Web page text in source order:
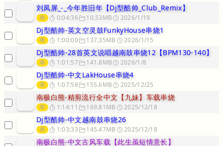
刘凤屏_-_今年胜旧年【Dj型酷帅_Club_Remix】
串 0:04:36 10.53MB 2026/1/19
Dj型酷帅-英文空灵鼓FunkyHouse串烧1
串 1:00:00 137.35MB 2026/1/15
Dj型酷帅-28首英文说唱越南鼓串烧12【BPM130-140】
串 1:01:57 141.8MB 2026/1/8
Dj型酷帅-中文LakHouse串烧4
串 1:07:58 155.6MB 2025/12/25
南极白熊-精剪流行全中文【九妹】车载串烧
串 1:14:11 169.81MB 2025/12/18
Dj型酷帅-中文越南鼓串烧26
串 1:03:33 145.47MB 2025/12/18
南极白熊-中文古风车载【此生虽短情意长】